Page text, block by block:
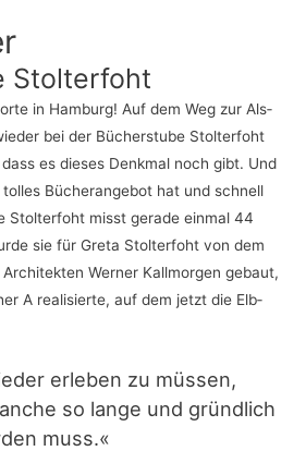
Stolterfoht
in Ham­burg! Auf dem Weg zur Als­
bei der Bücher­stu­be Stol­ter­foht
es die­ses Denk­mal noch gibt. Und
Bücher­an­ge­bot hat und schnell
Stol­ter­foht misst gera­de ein­mal 44
sie für Gre­ta Stol­ter­foht von dem
Wer­ner Kall­mor­gen gebaut,
A rea­li­sier­te, auf dem jetzt die Elb­
erle­ben zu müs­sen,
so lan­ge und gründ­lich
muss.«